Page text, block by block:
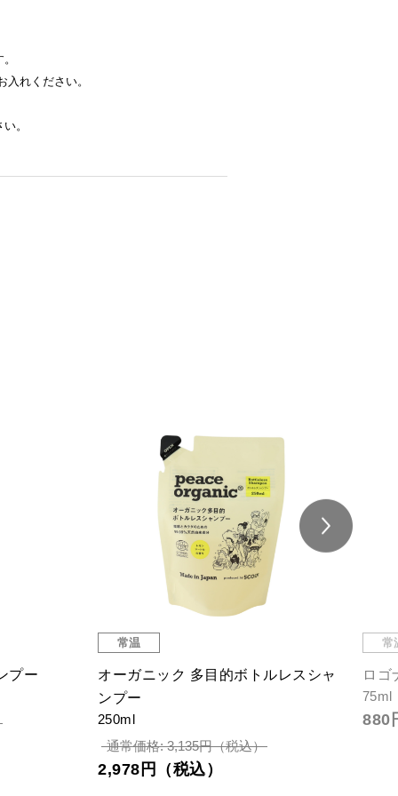
入れください。
。
プー
常温
オーガニック 多目的ボトルレスシャ
ンプー
250ml
通常価格: 3,135円（税込）
2,978円（税込）
常
ロゴ
75ml
880